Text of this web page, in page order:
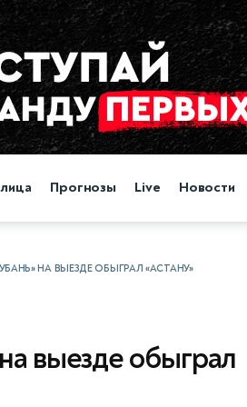
Прогнозы Live Новости
НА ВЫЕЗДЕ ОБЫГРАЛ «АСТАНУ»
выезде обыграл